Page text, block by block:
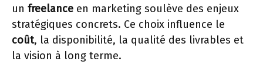
un freelance en marketing soulève des enjeux
stratégiques concrets. Ce choix influence le
coût, la disponibilité, la qualité des livrables et
la vision à long terme.